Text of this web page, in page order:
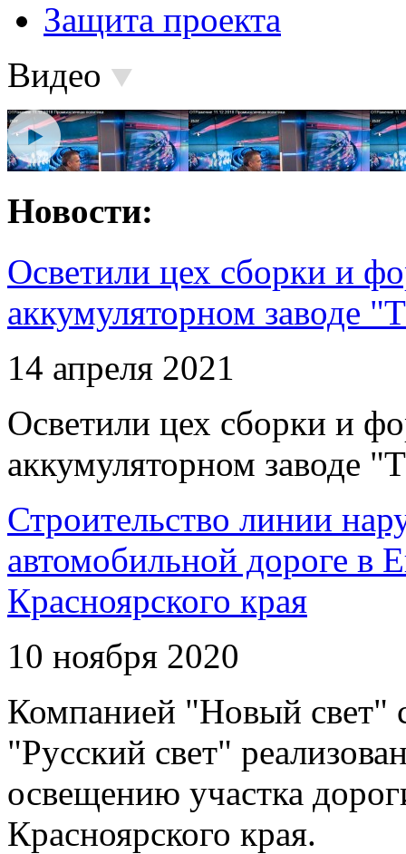
Защита проекта
Видео
Новости:
Осветили цех сборки и
аккумуляторном заводе
14 апреля 2021
Осветили цех сборки и
аккумуляторном заводе
Строительство линии
автомобильной дороге в
Красноярского края
10 ноября 2020
Компанией "Новый свет"
"Русский свет"
освещению участка
Красноярского края.